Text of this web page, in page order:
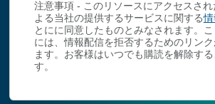
注意事項 - このリソースにアクセスさ
よる当社の提供するサービスに関する情
とにに同意したものとみなされます。
には、情報配信を拒否するためのリン
ます。お客様はいつでも購読を解除す
す。